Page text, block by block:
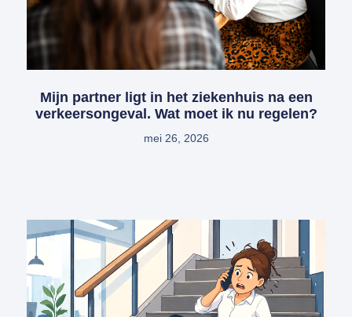
Mijn partner ligt in het ziekenhuis na een
verkeersongeval. Wat moet ik nu regelen?
mei 26, 2026